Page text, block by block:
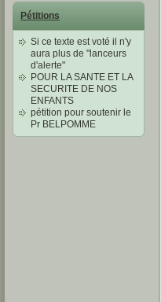
Pétitions
Si ce texte est voté il n'y
aura plus de "lanceurs
d'alerte"
POUR LA SANTE ET LA
SECURITE DE NOS
ENFANTS
pétition pour soutenir le
Pr BELPOMME